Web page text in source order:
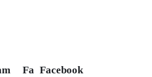
Fa Facebook